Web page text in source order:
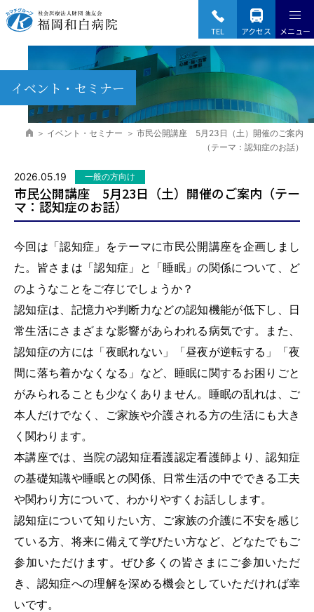
TEL アクセス メニュー
イベント・セミナー
イベント・セミナー
市民公開講座 5月23日（土）開催のご案内
（テーマ：認知症のお話）
2026.05.19 一般の方向け
市民公開講座 5月23日（土）開催のご案内（テー
マ：認知症のお話）
今回は「認知症」をテーマに市民公開講座を企画しまし
た。皆さまは「認知症」と「睡眠」の関係について、ど
のようなことをご存じでしょうか？
認知症は、記憶力や判断力などの認知機能が低下し、日
常生活にさまざまな影響があらわれる病気です。また、
認知症の方には「夜眠れない」「昼夜が逆転する」「夜
間に落ち着かなくなる」など、睡眠に関するお困りごと
がみられることも少なくありません。睡眠の乱れは、ご
本人だけでなく、ご家族や介護される方の生活にも大き
く関わります。
本講座では、当院の認知症看護認定看護師より、認知症
の基礎知識や睡眠との関係、日常生活の中でできる工夫
や関わり方について、わかりやすくお話しします。
認知症について知りたい方、ご家族の介護に不安を感じ
ている方、将来に備えて学びたい方など、どなたでもご
参加いただけます。ぜひ多くの皆さまにご参加いただ
き、認知症への理解を深める機会としていただければ幸
いです。